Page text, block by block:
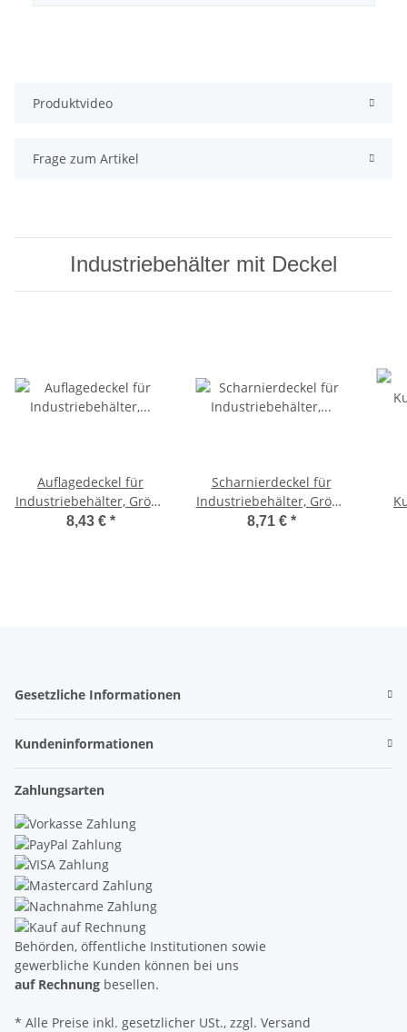
Produktvideo
Frage zum Artikel
Industriebehälter mit Deckel
Auflagedeckel für
Industriebehälter, Größe
60x40cm, grau auf
8,43 € *
Scharnierdeckel für
Industriebehälter, Größe
60x40cm, grau
8,71 € *
Gesetzliche Informationen
Kundeninformationen
Zahlungsarten
Behörden, öffentliche Institutionen sowie
gewerbliche Kunden können bei uns
auf Rechnung besellen.
* Alle Preise inkl. gesetzlicher USt., zzgl. Versand